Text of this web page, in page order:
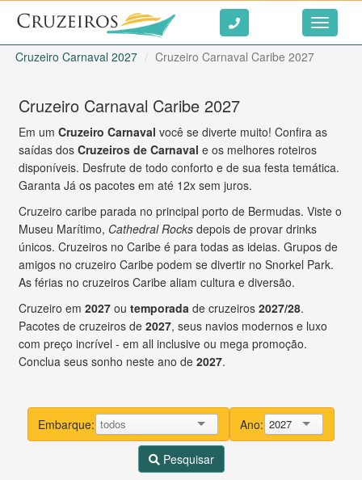
Ir ao conteúdo
Toggle
Cruzeiro Carnaval 2027
Cruzeiro Carnaval Caribe 2027
Cruzeiro Carnaval Caribe 2027
Em um Cruzeiro Carnaval você se diverte muito! Confira as
saídas dos Cruzeiros de Carnaval e os melhores roteiros
disponíveis. Desfrute de todo conforto e de sua festa temática.
Garanta Já os pacotes em até 12x sem juros.
Cruzeiro caribe parada no principal porto de Bermudas. Viste o
Museu Marítimo, Cathedral Rocks depois de provar drinks
únicos. Cruzeiros no Caribe é para todas as ideias. Grupos de
amigos no cruzeiro Caribe podem se divertir no Snorkel Park.
As férias no cruzeiros Caribe aliam cultura e diversão.
Cruzeiro em 2027 ou temporada de cruzeiros 2027/28.
Pacotes de cruzeiros de 2027, seus navios modernos e luxo
com preço incrível - em all inclusive ou mega promoção.
Conclua seus sonho neste ano de 2027.
Embarque: Ano: 2027
Pesquisar